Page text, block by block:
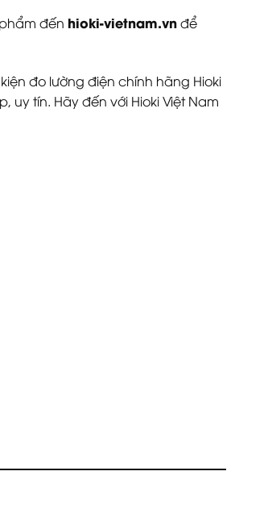
đến hioki-vietnam.vnđể
đo lường điện chính hãng Hioki
tín. Hãy đến với Hioki Việt Nam